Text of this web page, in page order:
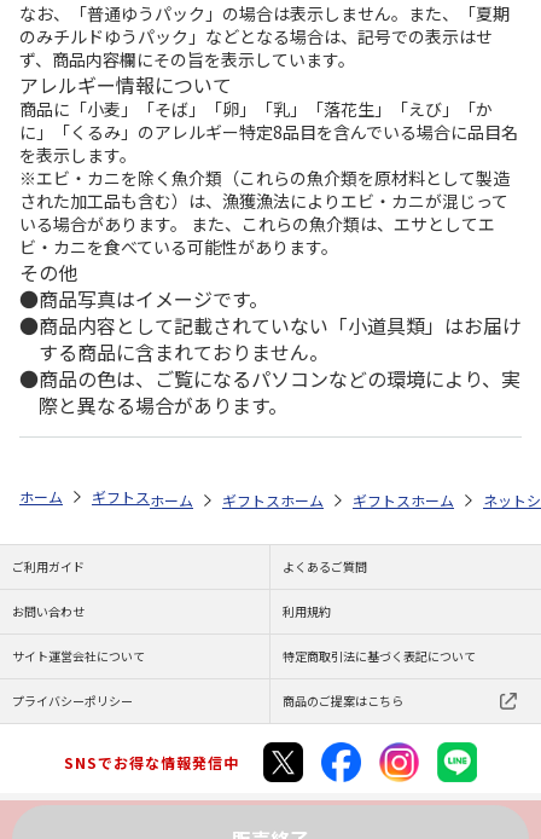
なお、「普通ゆうパック」の場合は表示しません。また、「夏期
のみチルドゆうパック」などとなる場合は、記号での表示はせ
ず、商品内容欄にその旨を表示しています。
アレルギー情報について
商品に「小麦」「そば」「卵」「乳」「落花生」「えび」「か
に」「くるみ」のアレルギー特定8品目を含んでいる場合に品目名
を表示します。
※エビ・カニを除く魚介類（これらの魚介類を原材料として製造
された加工品も含む）は、漁獲漁法によりエビ・カニが混じって
いる場合があります。 また、これらの魚介類は、エサとしてエ
ビ・カニを食べている可能性があります。
その他
商品写真はイメージです。
商品内容として記載されていない「小道具類」はお届け
する商品に含まれておりません。
商品の色は、ご覧になるパソコンなどの環境により、実
際と異なる場合があります。
ホーム ギフトストア お中元・夏ギフト特集 2026 おすすめ ご当地
ホーム ギフトストア お中元・夏ギフト特集 2026
ホーム ギフトストア お中元・
ホーム ネット
ご利用ガイド よくあるご質問
お問い合わせ 利用規約
サイト運営会社について 特定商取引法に基づく表記について
プライバシーポリシー 商品のご提案はこちら
SNSでお得な情報発信中